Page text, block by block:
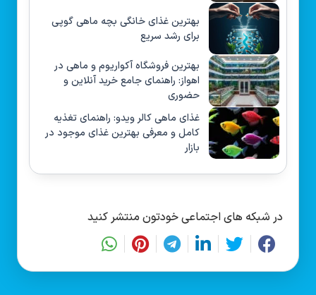
بهترین غذای خانگی بچه ماهی گوپی
برای رشد سریع
بهترین فروشگاه آکواریوم و ماهی در
اهواز: راهنمای جامع خرید آنلاین و
حضوری
غذای ماهی کالر ویدو: راهنمای تغذیه
کامل و معرفی بهترین غذای موجود در
بازار
در شبکه های اجتماعی خودتون منتشر کنید